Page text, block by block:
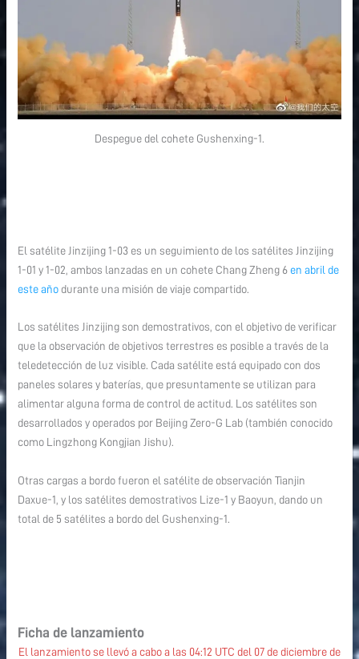
Despegue del cohete Gushenxing-1.
El satélite Jinzijing 1-03 es un seguimiento de los satélites Jinzijing
1-01 y 1-02, ambos lanzadas en un cohete Chang Zheng 6en abril de
este año durante una misión de viaje compartido.
Los satélites Jinzijing son demostrativos, con el objetivo de verificar
que la observación de objetivos terrestres es posible a través de la
teledetección de luz visible. Cada satélite está equipado con dos
paneles solares y baterías, que presuntamente se utilizan para
alimentar alguna forma de control de actitud. Los satélites son
desarrollados y operados por Beijing Zero-G Lab (también conocido
como Lingzhong Kongjian Jishu).
Otras cargas a bordo fueron el satélite de observación Tianjin
Daxue-1, y los satélites demostrativos Lize-1 y Baoyun, dando un
total de 5 satélites a bordo del Gushenxing-1.
Ficha de lanzamiento
El lanzamiento se llevó a cabo a las 04:12 UTC del 07 de diciembre de